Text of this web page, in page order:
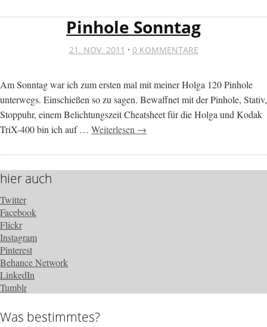
Pinhole Sonntag
21. NOV. 2011 · 0 KOMMENTARE
Am Sonntag war ich zum ersten mal mit meiner Holga 120 Pinhole
unterwegs. Einschießen so zu sagen. Bewaffnet mit der Pinhole, Stativ,
Stoppuhr, einem Belichtungszeit Cheatsheet für die Holga und Kodak
TriX-400 bin ich auf … Weiterlesen →
hier auch
Twitter
Facebook
Flickr
Instagram
Pinterest
Behance Network
LinkedIn
Tumblr
Was bestimmtes?